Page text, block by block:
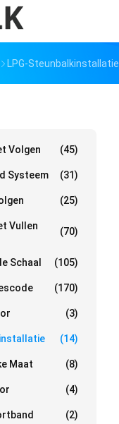
LPG-Steunbalkinstallatie
Volgen (45)
Systeem (31)
(25)
Vullen
(70)
Schaal (105)
(170)
(3)
(14)
Maat (8)
(4)
(2)